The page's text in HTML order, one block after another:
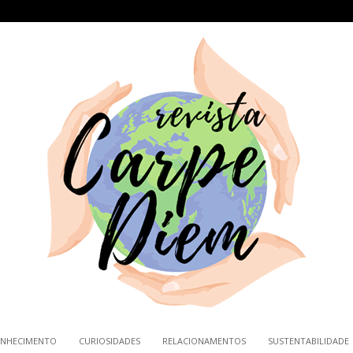
CURIOSIDADES RELACIONAMENTOS SUSTENTABILIDADE